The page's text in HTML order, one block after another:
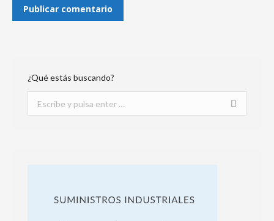
Publicar comentario
¿Qué estás buscando?